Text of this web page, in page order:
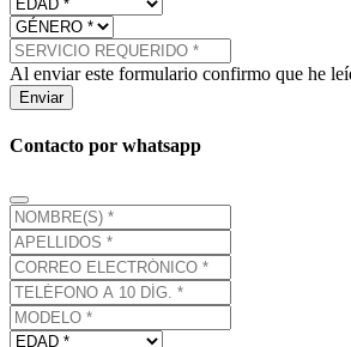
Al enviar este formulario confirmo que he
Enviar
Contacto por whatsapp